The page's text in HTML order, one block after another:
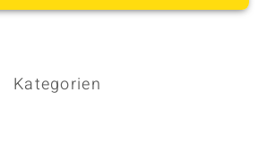
Kategorien